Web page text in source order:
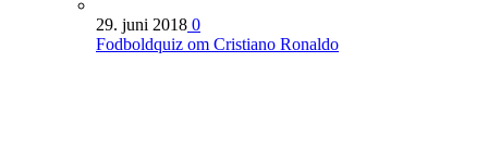
29. juni 2018 0
Fodboldquiz om Cristiano Ronaldo